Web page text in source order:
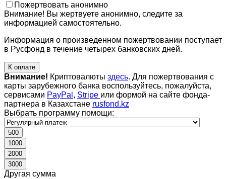
Пожертвовать анонимно
Внимание! Вы жертвуете анонимно, следите за
информацией самостоятельно.
Информация о произведенном пожертвовании поступает
в Русфонд в течение четырех банковских дней.
К оплате
Внимание! Криптовалюты здесь. Для пожертвования с
карты зарубежного банка воспользуйтесь, пожалуйста,
сервисами PayPal , Stripe или формой на сайте фонда-
партнера в Казахстане rusfond.kz
Выбрать программу помощи:
500
1000
2000
3000
Другая сумма